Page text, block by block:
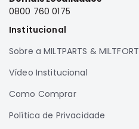
0800 760 0175
Institucional
Sobre a MILTPARTS & MILTFORT
Vídeo Institucional
Como Comprar
Política de Privacidade